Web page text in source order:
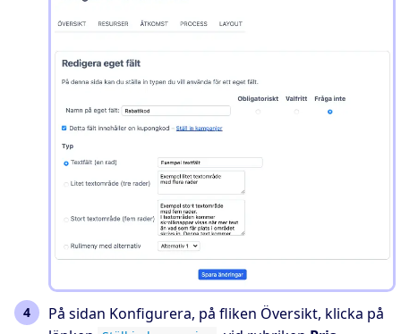
På sidan Konfigurera, på fliken Översikt, klicka på